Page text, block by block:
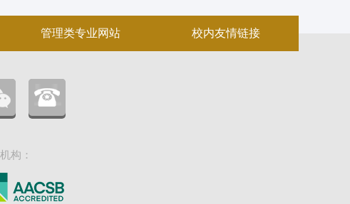
管理类专业网站 校内友情链接
构：